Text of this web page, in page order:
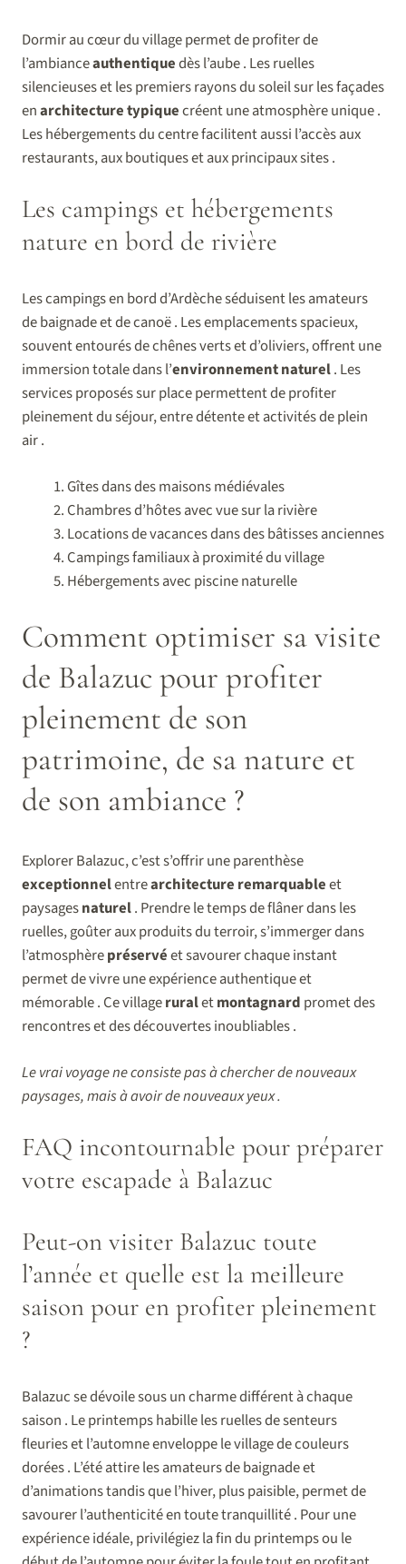
Dormir au cœur du village permet de profiter de
l’ambianceauthentiquedès l’aube . Les ruelles
silencieuses et les premiers rayons du soleil sur les façades
enarchitecture typiquecréent une atmosphère unique .
Les hébergements du centre facilitent aussi l’accès aux
restaurants, aux boutiques et aux principaux sites .
Les campings et hébergements
nature en bord de rivière
Les campings en bord d’Ardèche séduisent les amateurs
de baignade et de canoë . Les emplacements spacieux,
souvent entourés de chênes verts et d’oliviers, offrent une
immersion totale dans l’environnementnaturel. Les
services proposés sur place permettent de profiter
pleinement du séjour, entre détente et activités de plein
air .
Gîtes dans des maisons médiévales
Chambres d’hôtes avec vue sur la rivière
Locations de vacances dans des bâtisses anciennes
Campings familiaux à proximité du village
Hébergements avec piscine naturelle
Comment optimiser sa visite
de Balazuc pour profiter
pleinement de son
patrimoine, de sa nature et
de son ambiance ?
Explorer Balazuc, c’est s’offrir une parenthèse
exceptionnelentrearchitecture remarquableet
paysagesnaturel. Prendre le temps de flâner dans les
ruelles, goûter aux produits du terroir, s’immerger dans
l’atmosphèrepréservéet savourer chaque instant
permet de vivre une expérience authentique et
mémorable . Ce villageruraletmontagnard promet des
rencontres et des découvertes inoubliables .
Le vrai voyage ne consiste pas à chercher de nouveaux
paysages, mais à avoir de nouveaux yeux .
FAQ incontournable pour préparer
votre escapade à Balazuc
Peut-on visiter Balazuc toute
l’année et quelle est la meilleure
saison pour en profiter pleinement
?
Balazuc se dévoile sous un charme différent à chaque
saison . Le printemps habille les ruelles de senteurs
fleuries et l’automne enveloppe le village de couleurs
dorées . L’été attire les amateurs de baignade et
d’animations tandis que l’hiver, plus paisible, permet de
savourer l’authenticité en toute tranquillité . Pour une
expérience idéale, privilégiez la fin du printemps ou le